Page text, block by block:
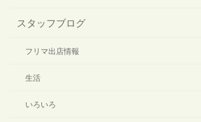
スタッフブログ
フリマ出店情報
生活
いろいろ